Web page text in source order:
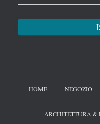
HOME NEGOZIO
ARCHITETTURA &